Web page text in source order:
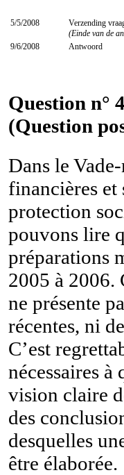
5/5/2008
Verzending
(Einde van de
9/6/2008
Antwoord
Question n°
(Question
Dans le
financières et
protection
pouvons lire
préparations
2005 à 2006.
ne présente
récentes, ni
C’est
nécessaires
vision claire
des
desquelles
être élaborée.